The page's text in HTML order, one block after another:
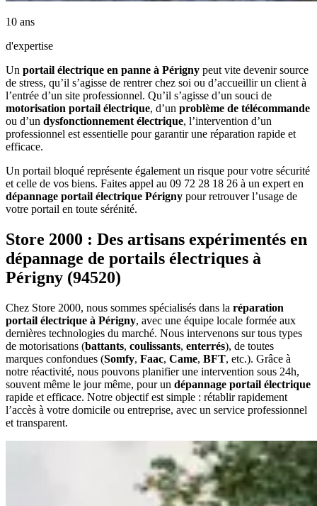
10 ans
d'expertise
Un portail électrique en panne à Périgny peut vite devenir source
de stress, qu’il s’agisse de rentrer chez soi ou d’accueillir un client à
l’entrée d’un site professionnel. Qu’il s’agisse d’un souci de
motorisation portail électrique, d’un problème de télécommande
ou d’un dysfonctionnement électrique, l’intervention d’un
professionnel est essentielle pour garantir une réparation rapide et
efficace.
Un portail bloqué représente également un risque pour votre sécurité
et celle de vos biens. Faites appel au 09 72 28 18 26 à un expert en
dépannage portail électrique Périgny pour retrouver l’usage de
votre portail en toute sérénité.
Store 2000 : Des artisans expérimentés en
dépannage de portails électriques à
Périgny (94520)
Chez Store 2000, nous sommes spécialisés dans la réparation
portail électrique à Périgny, avec une équipe locale formée aux
dernières technologies du marché. Nous intervenons sur tous types
de motorisations (battants, coulissants, enterrés), de toutes
marques confondues (Somfy, Faac, Came, BFT, etc.). Grâce à
notre réactivité, nous pouvons planifier une intervention sous 24h,
souvent même le jour même, pour un dépannage portail électrique
rapide et efficace. Notre objectif est simple : rétablir rapidement
l’accès à votre domicile ou entreprise, avec un service professionnel
et transparent.